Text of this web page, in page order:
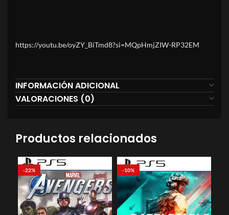
https://youtu.be/oyZY_BiTmd8?si=MQpHmjZIW-RP32EM
INFORMACIÓN ADICIONAL
VALORACIONES (0)
Productos relacionados
-22% -10%